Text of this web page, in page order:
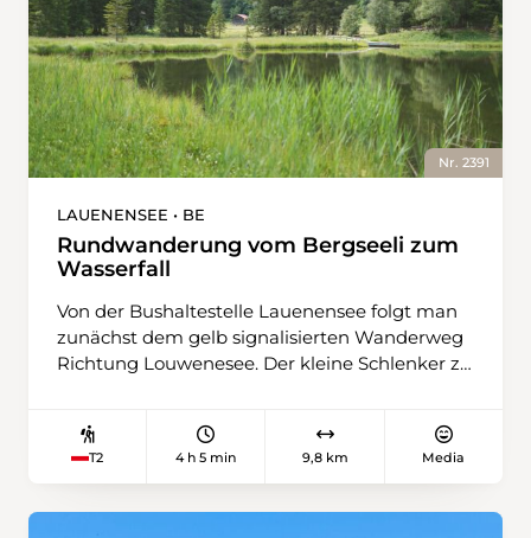
Nr. 2391
LAUENENSEE • BE
Rundwanderung vom Bergseeli zum
Wasserfall
Von der Bushaltestelle Lauenensee folgt man
zunächst dem gelb signalisierten Wanderweg
Richtung Louwenesee. Der kleine Schlenker zu
das klare Wasser des Sees die Gipfel der
Umgebung. Für ein kurzes Wegstück folgt
südwestlich. Sobald die Steigung beginnt,
T2 4 h 5 min 9,8 km Media